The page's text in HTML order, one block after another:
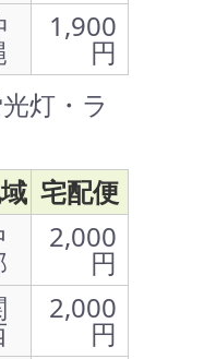
1,900
円
灯・ラ
宅配便
2,000
円
2,000
円